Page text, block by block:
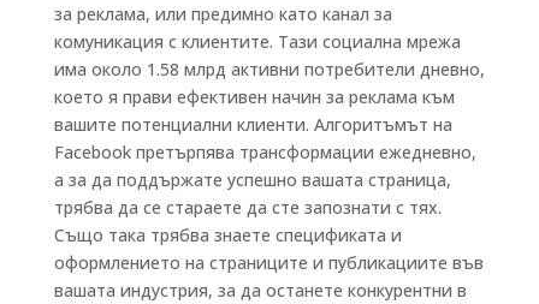
за реклама, или предимно като канал за
комуникация с клиентите. Тази социална мрежа
има около 1.58 млрд активни потребители дневно,
което я прави ефективен начин за реклама към
вашите потенциални клиенти. Алгоритъмът на
Facebook претърпява трансформации ежедневно,
а за да поддържате успешно вашата страница,
трябва да се стараете да сте запознати с тях.
Също така трябва знаете спецификата и
оформлението на страниците и публикациите във
вашата индустрия, за да останете конкурентни в